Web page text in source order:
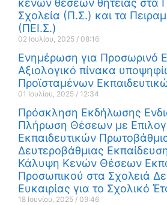
κενών θέσεων θητείας στα
Σχολεία (Π.Σ.) και τα
(ΠΕΙ.Σ.)
02 Ιουλίου, 2025 08:16
Ενημέρωση για Προσωρινό
Αξιολογικό πίνακα
Προϊσταμένων
01 Ιουλίου, 2025 12:34
Πρόσκληση Εκδήλωσης
Πλήρωση Θέσεων με
Εκπαιδευτικών
Δευτεροβάθμιας
Κάλυψη Κενών Θέσεων
Προσωπικού στα Σχολειά
Ευκαιρίας για το Σχολικό
18 Ιουνίου, 2025 09:46